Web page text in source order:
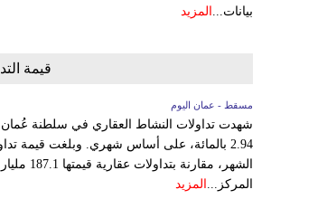
بيانات... المزيد
قيمة
مسقط - عمان اليوم
شهدت تداولات النشاط العقاري في سلطنة عُمان
الشهر،
المركز... المزيد